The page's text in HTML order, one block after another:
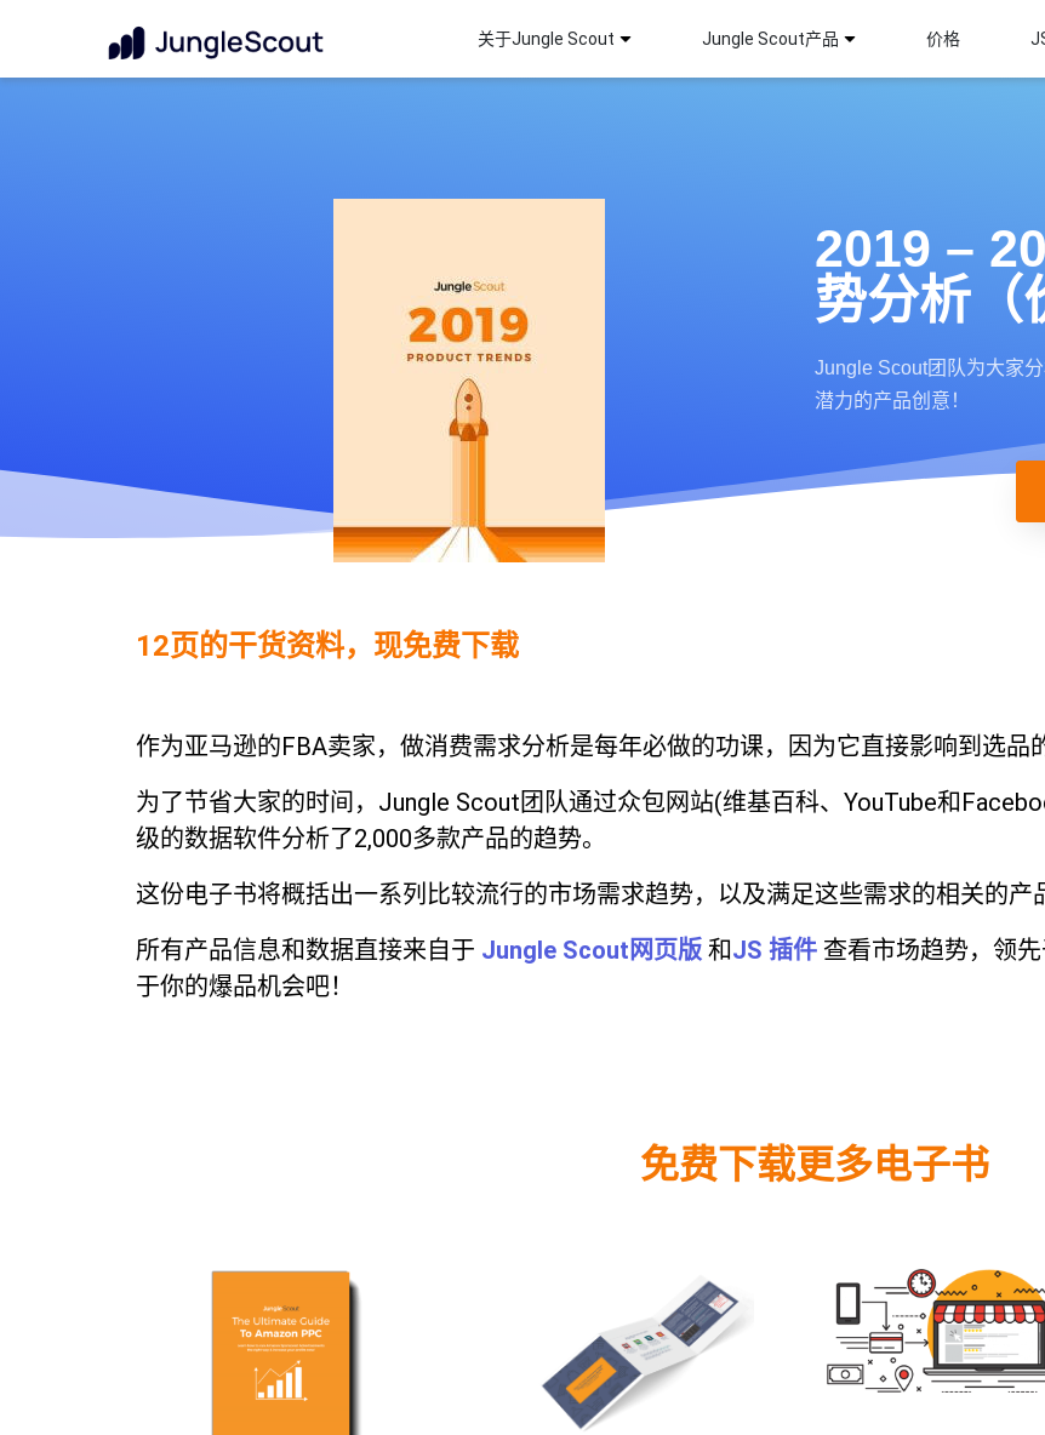
关于Jungle Scout Jungle Scout产品 价格
2019 –
势分析（
Jungle Scout团队为大家
潜力的产品创意！
12页的干货资料，现免费下载
作为亚马逊的FBA卖家，做消费需求分析是每年必做的功课，因为它直接影响到选品
为了节省大家的时间，Jungle Scout团队通过众包网站(维基百科、YouTube和
级的数据软件分析了2,000多款产品的趋势。
这份电子书将概括出一系列比较流行的市场需求趋势，以及满足这些需求的相关的产
所有产品信息和数据直接来自于 Jungle Scout网页版 和JS 插件 查看市场趋势，领
于你的爆品机会吧！
免费下载更多电子书